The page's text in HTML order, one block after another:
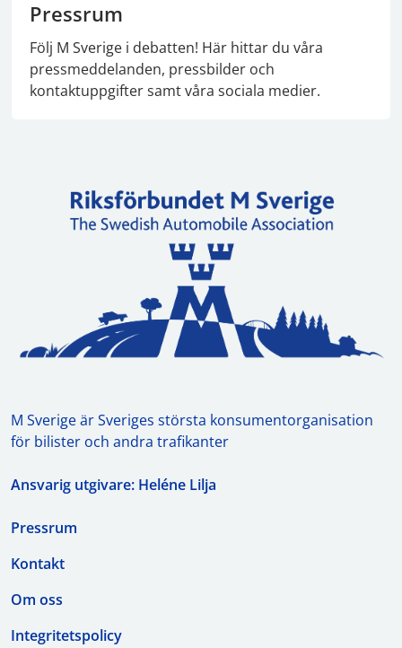
Pressrum
Följ M Sverige i debatten! Här hittar du våra
pressmeddelanden, pressbilder och
kontaktuppgifter samt våra sociala medier.
M Sverige är Sveriges största konsumentorganisation
för bilister och andra trafikanter
Ansvarig utgivare: Heléne Lilja
Pressrum
Kontakt
Om oss
Integritetspolicy